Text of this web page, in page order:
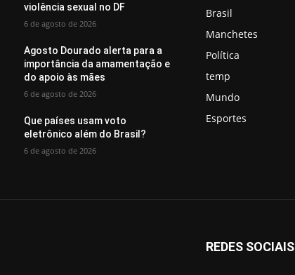
violência sexual no DF
6 de agosto de 2026
Agosto Dourado alerta para a
importância da amamentação e
do apoio às mães
6 de agosto de 2026
Que países usam voto
eletrônico além do Brasil?
6 de agosto de 2026
Brasil
Manchetes
Política
temp
Mundo
Esportes
REDES SOCIAIS